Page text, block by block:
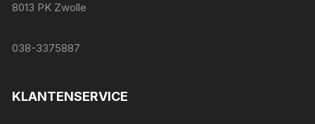
8013 PK Zwolle
038-3375887
KLANTENSERVICE